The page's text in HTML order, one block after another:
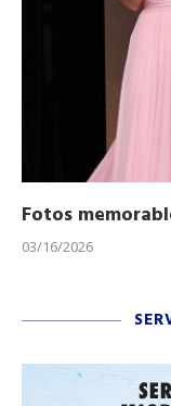
Fotos
03/16/2026